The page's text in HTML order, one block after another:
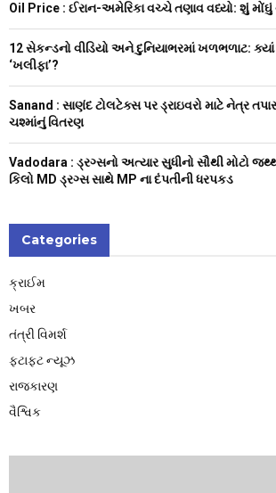
:Oil Price : ઈરાન-અમેરિકા વચ્ચે તણાવ વધ્યો: શું
12 સેકન્ડનો વીડિયો અને દુનિયાભરમાં ખળભળાટ:
‘ખલીફા’?
Sanand : સાણંદ ટોલટેક્સ પર ડ્રાઇવરો માટે નેત્ર
ચશ્માંનું વિતરણ
Vadodara : ડ્રગ્સનો અત્યાર સુધીનો સૌથી મોટો
કિલો MD ડ્રગ્સ સાથે MP ના દંપતીની ધરપકડ
Categories
ક્રાઈમ
ખબર
તંત્રી વિમર્શ
ફટાફટ ન્યૂઝ
રાજકારણ
વૈશ્વિક